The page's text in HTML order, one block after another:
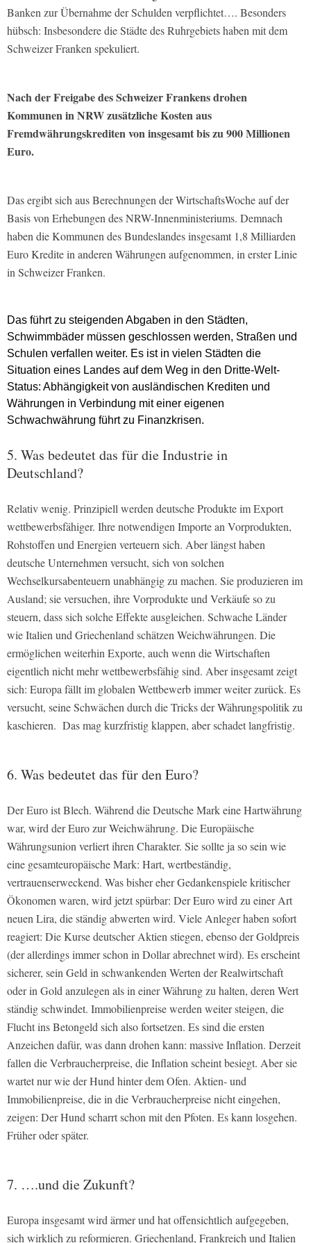
Banken zur Übernahme der Schulden verpflichtet…. Besonders
hübsch: Insbesondere die Städte des Ruhrgebiets haben mit dem
Schweizer Franken spekuliert.
Nach der Freigabe des Schweizer Frankens drohen
Kommunen in NRW zusätzliche Kosten aus
Fremdwährungskrediten von insgesamt bis zu 900 Millionen
Euro.
Das ergibt sich aus Berechnungen der WirtschaftsWoche auf der
Basis von Erhebungen des NRW-Innenministeriums. Demnach
haben die Kommunen des Bundeslandes insgesamt 1,8 Milliarden
Euro Kredite in anderen Währungen aufgenommen, in erster Linie
in Schweizer Franken.
Das führt zu steigenden Abgaben in den Städten,
Schwimmbäder müssen geschlossen werden, Straßen und
Schulen verfallen weiter. Es ist in vielen Städten die
Situation eines Landes auf dem Weg in den Dritte-Welt-
Status: Abhängigkeit von ausländischen Krediten und
Währungen in Verbindung mit einer eigenen
Schwachwährung führt zu Finanzkrisen.
5. Was bedeutet das für die Industrie in
Deutschland?
Relativ wenig. Prinzipiell werden deutsche Produkte im Export
wettbewerbsfähiger. Ihre notwendigen Importe an Vorprodukten,
Rohstoffen und Energien verteuern sich. Aber längst haben
deutsche Unternehmen versucht, sich von solchen
Wechselkursabenteuern unabhängig zu machen. Sie produzieren im
Ausland; sie versuchen, ihre Vorprodukte und Verkäufe so zu
steuern, dass sich solche Effekte ausgleichen. Schwache Länder
wie Italien und Griechenland schätzen Weichwährungen. Die
ermöglichen weiterhin Exporte, auch wenn die Wirtschaften
eigentlich nicht mehr wettbewerbsfähig sind. Aber insgesamt zeigt
sich: Europa fällt im globalen Wettbewerb immer weiter zurück. Es
versucht, seine Schwächen durch die Tricks der Währungspolitik zu
kaschieren. Das mag kurzfristig klappen, aber schadet langfristig.
6. Was bedeutet das für den Euro?
Der Euro ist Blech. Während die Deutsche Mark eine Hartwährung
war, wird der Euro zur Weichwährung. Die Europäische
Währungsunion verliert ihren Charakter. Sie sollte ja so sein wie
eine gesamteuropäische Mark: Hart, wertbeständig,
vertrauenserweckend. Was bisher eher Gedankenspiele kritischer
Ökonomen waren, wird jetzt spürbar: Der Euro wird zu einer Art
neuen Lira, die ständig abwerten wird. Viele Anleger haben sofort
reagiert: Die Kurse deutscher Aktien stiegen, ebenso der Goldpreis
(der allerdings immer schon in Dollar abrechnet wird). Es erscheint
sicherer, sein Geld in schwankenden Werten der Realwirtschaft
oder in Gold anzulegen als in einer Währung zu halten, deren Wert
ständig schwindet. Immobilienpreise werden weiter steigen, die
Flucht ins Betongeld sich also fortsetzen. Es sind die ersten
Anzeichen dafür, was dann drohen kann: massive Inflation. Derzeit
fallen die Verbraucherpreise, die Inflation scheint besiegt. Aber sie
wartet nur wie der Hund hinter dem Ofen. Aktien- und
Immobilienpreise, die in die Verbraucherpreise nicht eingehen,
zeigen: Der Hund scharrt schon mit den Pfoten. Es kann losgehen.
Früher oder später.
7. ….und die Zukunft?
Europa insgesamt wird ärmer und hat offensichtlich aufgegeben,
sich wirklich zu reformieren. Griechenland, Frankreich und Italien